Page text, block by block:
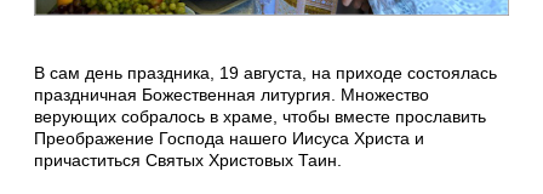
В сам день праздника, 19 августа, на приходе состоялась
праздничная Божественная литургия. Множество
верующих собралось в храме, чтобы вместе прославить
Преображение Господа нашего Иисуса Христа и
причаститься Святых Христовых Таин.